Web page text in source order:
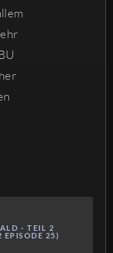
- TEIL 2
EPISODE 25)